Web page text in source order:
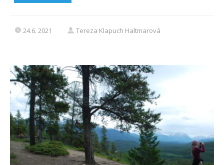
24.6. 2021 Tereza Klapuch Haltmarová